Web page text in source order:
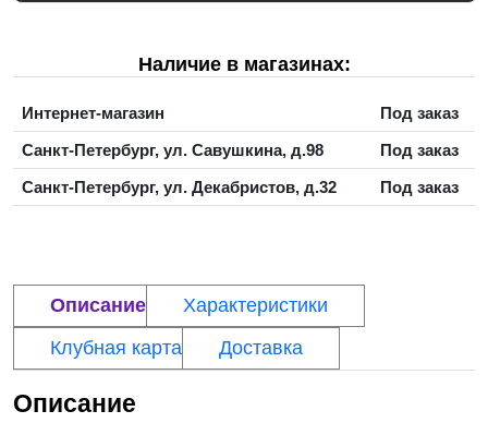
Наличие в магазинах:
Интернет-магазин
Под заказ
Санкт-Петербург, ул. Савушкина, д.98
Под заказ
Санкт-Петербург, ул. Декабристов, д.32
Под заказ
Описание
Характеристики
Клубная карта
Доставка
Описание